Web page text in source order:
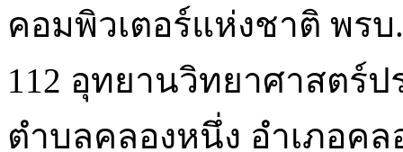
คอมพิวเตอร์แห่งชาติ พร
112 อุทยานวิทยาศาสตร์
ตำบลคลองหนึ่ง อำเภอค